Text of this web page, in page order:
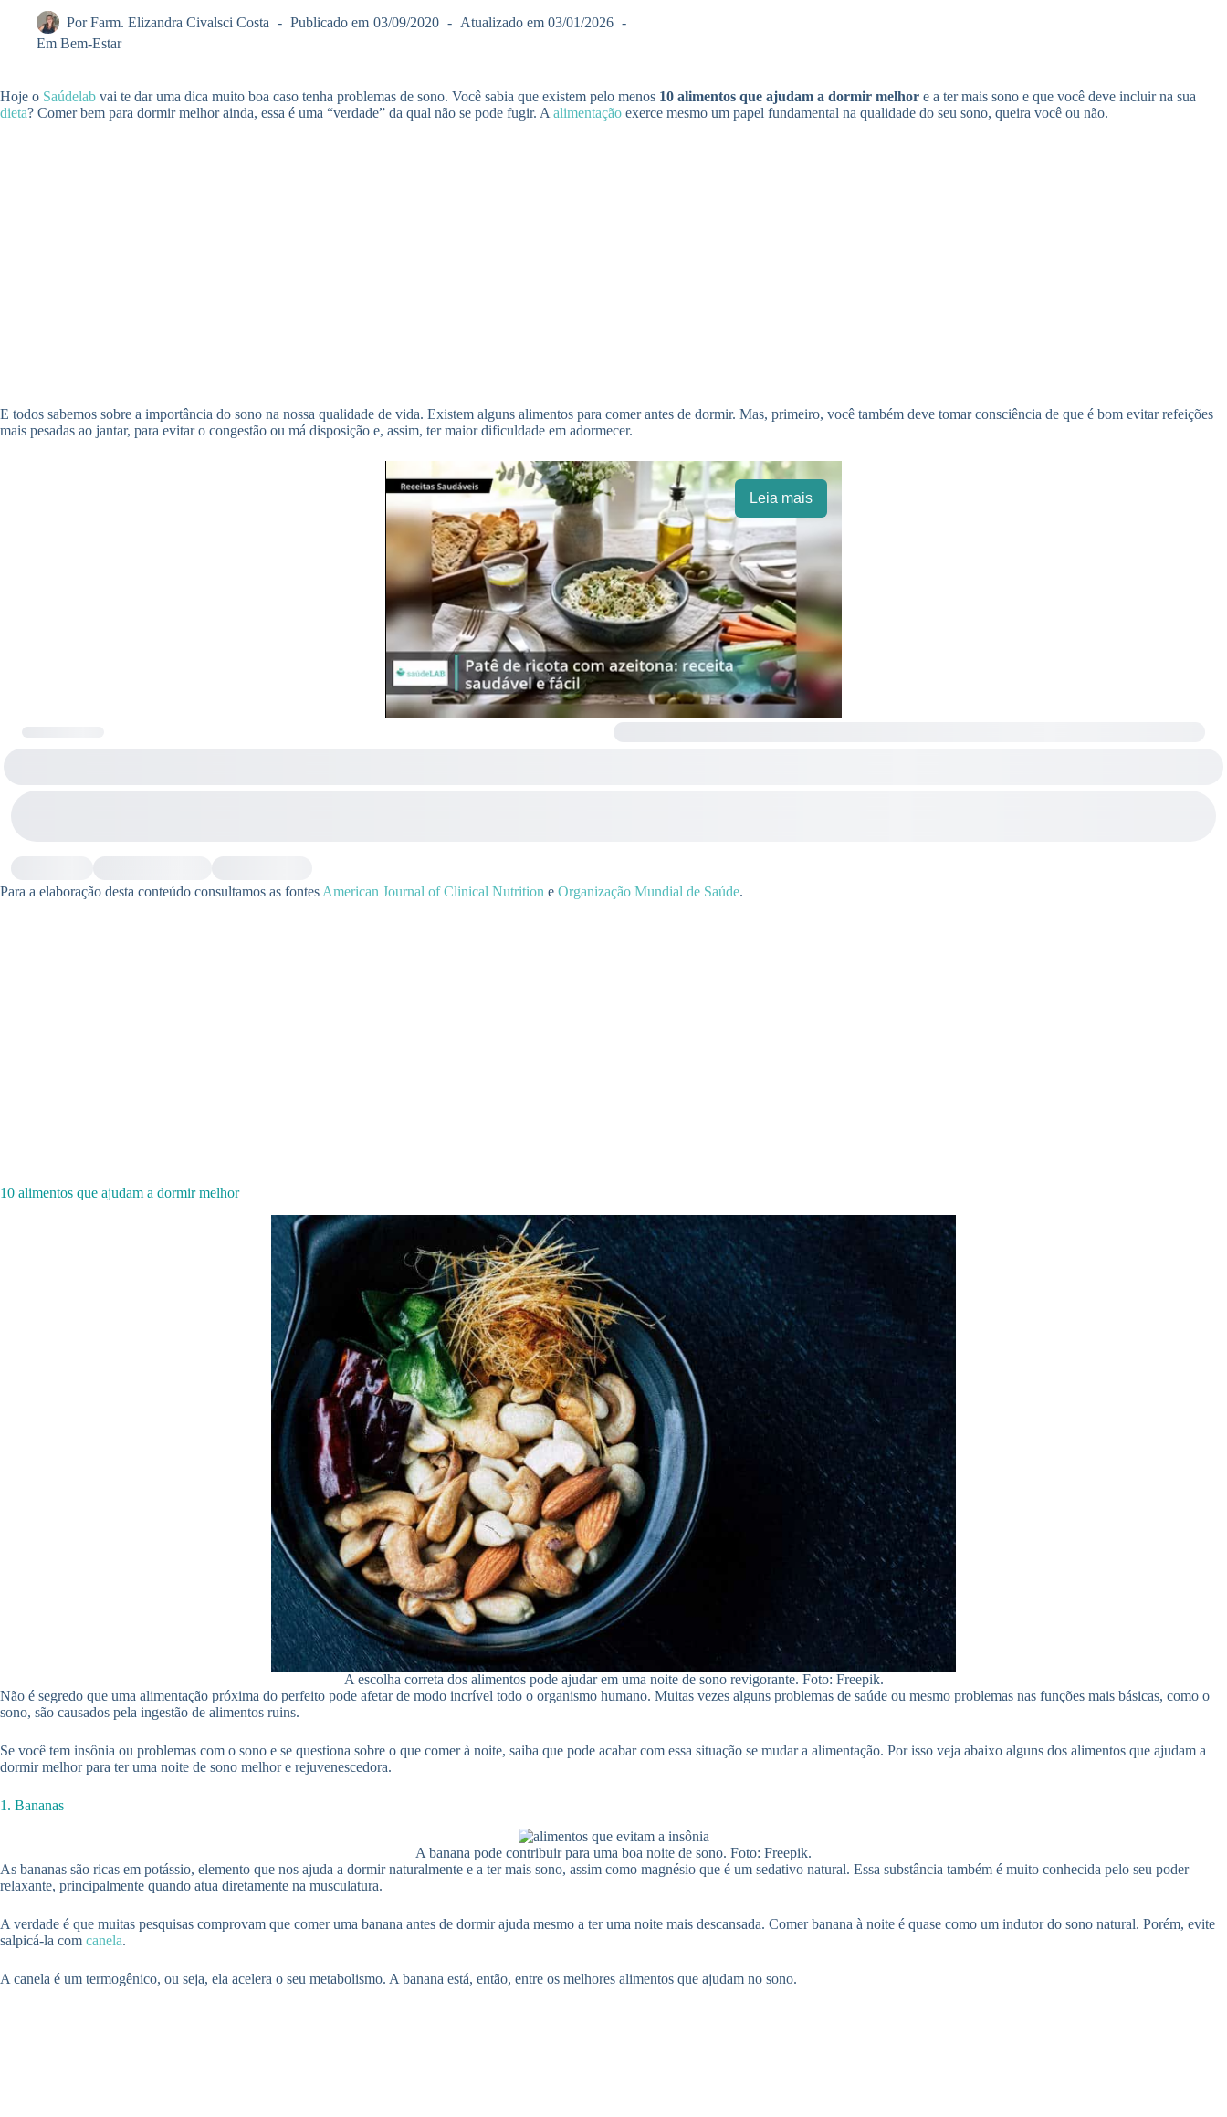
Por Farm. Elizandra Civalsci Costa Publicado em 03/09/2020 Atualizado em 03/01/2026
Em Bem-Estar
Hoje o Saúdelab vai te dar uma dica muito boa caso tenha problemas de sono. Você sabia que existem pelo menos 10 alimentos que ajudam a dormir melhor e a ter mais sono e que você deve incluir na sua
dieta? Comer bem para dormir melhor ainda, essa é uma “verdade” da qual não se pode fugir. A alimentação exerce mesmo um papel fundamental na qualidade do seu sono, queira você ou não.
E todos sabemos sobre a importância do sono na nossa qualidade de vida. Existem alguns alimentos para comer antes de dormir. Mas, primeiro, você também deve tomar consciência de que é bom evitar refeições
mais pesadas ao jantar, para evitar o congestão ou má disposição e, assim, ter maior dificuldade em adormecer.
Leia mais
Para a elaboração desta conteúdo consultamos as fontes American Journal of Clinical Nutrition e Organização Mundial de Saúde.
10 alimentos que ajudam a dormir melhor
A escolha correta dos alimentos pode ajudar em uma noite de sono revigorante. Foto: Freepik.
Não é segredo que uma alimentação próxima do perfeito pode afetar de modo incrível todo o organismo humano. Muitas vezes alguns problemas de saúde ou mesmo problemas nas funções mais básicas, como o
sono, são causados pela ingestão de alimentos ruins.
Se você tem insônia ou problemas com o sono e se questiona sobre o que comer à noite, saiba que pode acabar com essa situação se mudar a alimentação. Por isso veja abaixo alguns dos alimentos que ajudam a
dormir melhor para ter uma noite de sono melhor e rejuvenescedora.
1. Bananas
A banana pode contribuir para uma boa noite de sono. Foto: Freepik.
As bananas são ricas em potássio, elemento que nos ajuda a dormir naturalmente e a ter mais sono, assim como magnésio que é um sedativo natural. Essa substância também é muito conhecida pelo seu poder
relaxante, principalmente quando atua diretamente na musculatura.
A verdade é que muitas pesquisas comprovam que comer uma banana antes de dormir ajuda mesmo a ter uma noite mais descansada. Comer banana à noite é quase como um indutor do sono natural. Porém, evite
salpicá-la com canela.
A canela é um termogênico, ou seja, ela acelera o seu metabolismo. A banana está, então, entre os melhores alimentos que ajudam no sono.